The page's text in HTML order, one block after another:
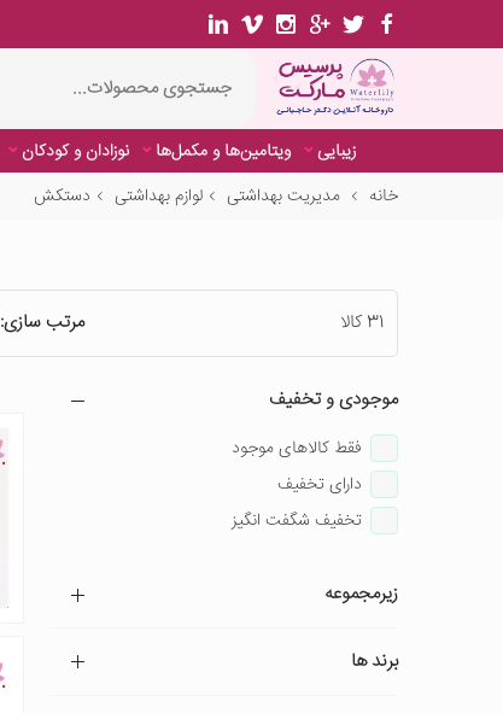
زیبایی ویتامین‌ها و مکمل‌ها نوزادان و کودکان
خانه
مدیریت بهداشتی لوازم بهداشتی دستکش
31 کالا مرتب سازی:
موجودی و تخفیف
فقط کالاهای موجود
دارای تخفیف
تخفیف شگفت انگیز
زیرمجموعه
برند ها